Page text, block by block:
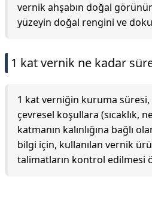
vernik ahşabın doğal
yüzeyin doğal rengini ve
1 kat vernik ne kadar
1 kat verniğin kuruma
çevresel koşullara (sıcaklık,
katmanın kalınlığına bağlı
bilgi için, kullanılan vernik
talimatların kontrol edilmesi